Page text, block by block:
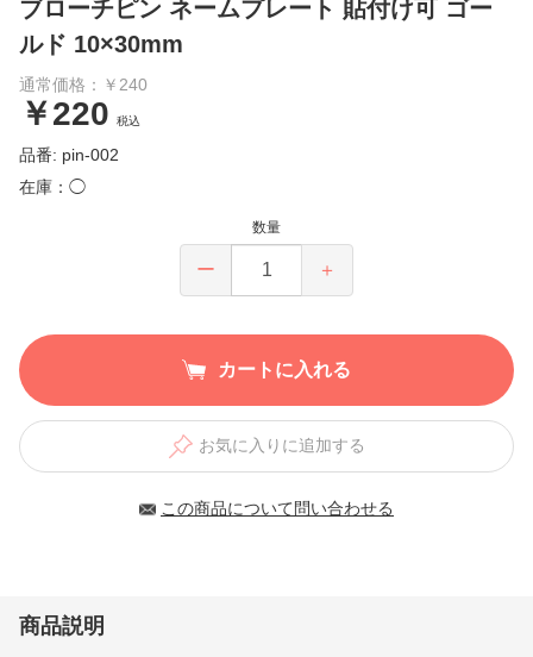
ブローチピン ネームプレート 貼付け可 ゴー
ルド 10×30mm
通常価格：￥240
￥220 税込
品番: pin-002
在庫：◯
数量
ー ＋
カートに入れる
お気に入りに追加する
この商品について問い合わせる
商品説明